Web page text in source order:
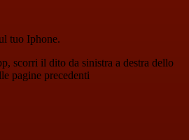
tuo Iphone.
scorri il dito da sinistra a destra dello
pagine precedenti